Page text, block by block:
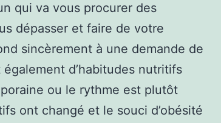
qui va vous procurer des
dépasser et faire de votre
sincèrement à une demande de
d’habitudes nutritifs
ou le rythme est plutôt
ont changé et le souci d’obésité